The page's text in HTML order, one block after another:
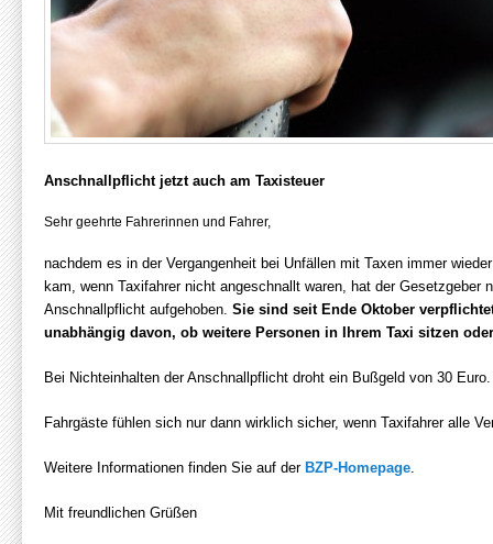
Anschnallpflicht jetzt auch am Taxisteuer
Sehr geehrte Fahrerinnen und Fahrer,
nachdem es in der Vergangenheit bei Unfällen mit Taxen immer
kam, wenn Taxifahrer nicht angeschnallt waren, hat der Gesetzgeber
Anschnallpflicht aufgehoben. Sie sind seit Ende Oktober
unabhängig davon, ob weitere Personen in Ihrem Taxi sitzen
Bei Nichteinhalten der Anschnallpflicht droht ein Bußgeld von 30 Euro.
Fahrgäste fühlen sich nur dann wirklich sicher, wenn Taxifahrer alle
Weitere Informationen finden Sie auf der BZP-Homepage.
Mit freundlichen Grüßen